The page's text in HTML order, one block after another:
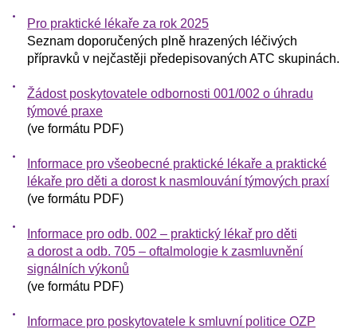
Pro praktické lékaře za rok 2025
Seznam doporučených plně hrazených léčivých
přípravků v nejčastěji předepisovaných ATC skupinách.
Žádost poskytovatele odbornosti 001/002 o úhradu
týmové praxe
(ve formátu PDF)
Informace pro všeobecné praktické lékaře a praktické
lékaře pro děti a dorost k nasmlouvání týmových praxí
(ve formátu PDF)
Informace pro odb. 002 – praktický lékař pro děti
a dorost a odb. 705 – oftalmologie k zasmluvnění
signálních výkonů
(ve formátu PDF)
Informace pro poskytovatele k smluvní politice OZP